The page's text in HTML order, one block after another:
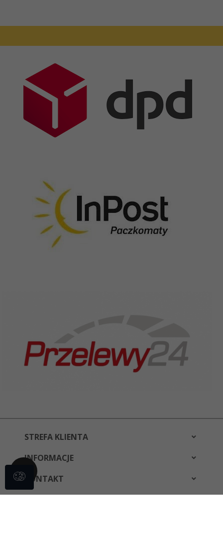
STREFA KLIENTA
INFORMACJE
KONTAKT